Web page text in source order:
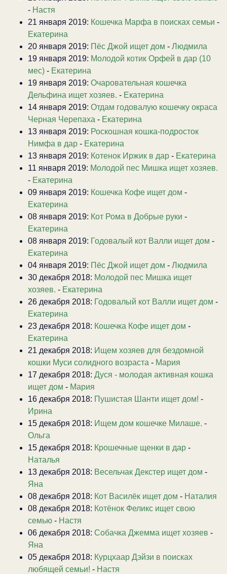
- Настя
21 января 2019: Кошечка Марфа в поисках семьи -
Екатерина
20 января 2019: Пёс Джой ищет дом - Людмила
19 января 2019: Молодой котик Орфей в дар (10
мес) - Екатерина
19 января 2019: Очаровательная кошечка
Дельфина ищет хозяев. - Екатерина
14 января 2019: Отдам годовалую кошечку окраса
Черная Черепаха - Екатерина
13 января 2019: Роскошная кошка-подросток
Нимфа в дар - Екатерина
13 января 2019: Котенок Иржик в дар - Екатерина
11 января 2019: Молодой пес Мишка ищет хозяев.
- Екатерина
09 января 2019: Кошечка Кофе ищет дом -
Екатерина
08 января 2019: Кот Рома в Добрые руки -
Екатерина
08 января 2019: Годовалый кот Валли ищет дом -
Екатерина
04 января 2019: Пёс Джой ищет дом - Людмила
30 декабря 2018: Молодой пес Мишка ищет
хозяев. - Екатерина
26 декабря 2018: Годовалый кот Валли ищет дом -
Екатерина
23 декабря 2018: Кошечка Кофе ищет дом -
Екатерина
21 декабря 2018: Ищем хозяев для бездомной
кошки Муси солидного возраста - Мария
17 декабря 2018: Дуся - молодая активная кошка
ищет дом - Мария
16 декабря 2018: Пушистая Шанти ищет дом! -
Ирина
15 декабря 2018: Ищем дом кошечке Милаше. -
Ольга
15 декабря 2018: Крошечные щенки в дар -
Наталья
13 декабря 2018: Весельчак Декстер ищет дом -
Яна
08 декабря 2018: Кот Василёк ищет дом - Наталия
08 декабря 2018: Котёнок Феликс ищет свою
семью - Настя
06 декабря 2018: Собачка Джемма ищет хозяев -
Яна
05 декабря 2018: Курцхаар Дэйзи в поисках
любящей семьи! - Настя